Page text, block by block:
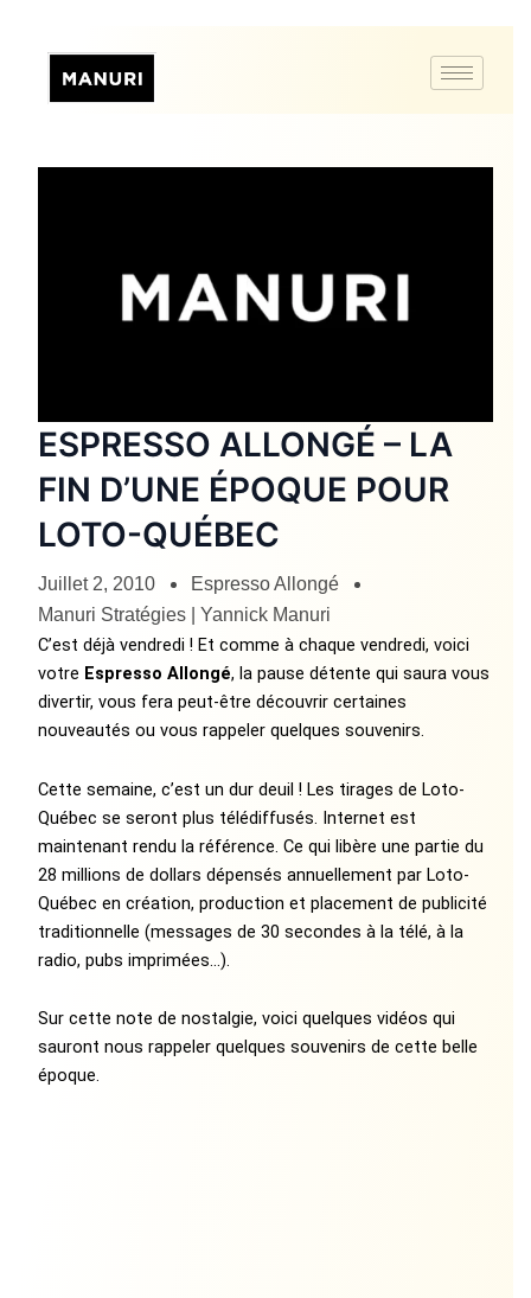
ESPRESSO ALLONGÉ – LA
FIN D’UNE ÉPOQUE POUR
LOTO-QUÉBEC
Juillet 2, 2010
Espresso Allongé
Manuri Stratégies | Yannick Manuri
C’est déjà vendredi ! Et comme à chaque vendredi, voici
votre Espresso Allongé, la pause détente qui saura vous
divertir, vous fera peut-être découvrir certaines
nouveautés ou vous rappeler quelques souvenirs.
Cette semaine, c’est un dur deuil ! Les tirages de Loto-
Québec se seront plus télédiffusés. Internet est
maintenant rendu la référence. Ce qui libère une partie du
28 millions de dollars dépensés annuellement par Loto-
Québec en création, production et placement de publicité
traditionnelle (messages de 30 secondes à la télé, à la
radio, pubs imprimées…).
Sur cette note de nostalgie, voici quelques vidéos qui
sauront nous rappeler quelques souvenirs de cette belle
époque.